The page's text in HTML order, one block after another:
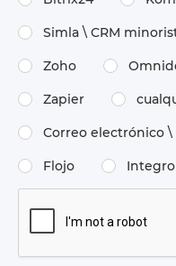
Simla \​ CRM
Zoho
Zapier
Correo electrónico \​
Flojo